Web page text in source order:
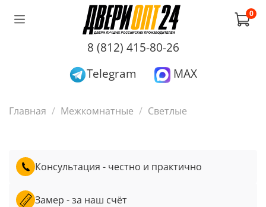
0
8 (812) 415-80-26
Telegram
MAX
Главная Межкомнатные Светлые
Консультация - честно и практично
Замер - за наш счёт